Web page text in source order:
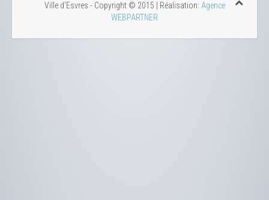
Ville d'Esvres - Copyright © 2015 | Réalisation: Agence
WEBPARTNER